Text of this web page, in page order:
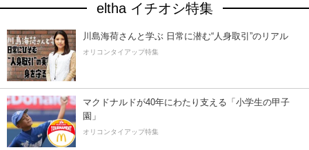
eltha イチオシ特集
川島海荷さんと学ぶ 日常に潜む“人身取引”のリアル
オリコンタイアップ特集
マクドナルドが40年にわたり支える「小学生の甲子
園」
オリコンタイアップ特集